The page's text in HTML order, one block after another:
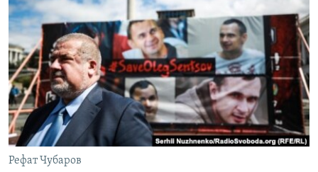
ВСЕ ЗА ДЕНЬ
СПЕЦПРОЕКТИ
ДЕПОРТАЦІЯ
ВІДЕОУРОКИ «ELIFBE»
СВІДЧЕННЯ ОКУПАЦІЇ
УКРАЇНСЬКА ПРОБЛЕМА КРИМУ
ІНФОГРАФІКА
ЯК ОБІЙТИ БЛОКУВАННЯ
Русский
Qırımtatar
ДОЛУЧАЙСЯ!
Рефат Чубаров